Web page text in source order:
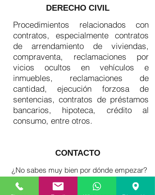
DERECHO CIVIL
Procedimientos relacionados con
contratos, especialmente contratos
de arrendamiento de viviendas,
compraventa, reclamaciones por
vicios ocultos en vehículos e
inmuebles, reclamaciones de
cantidad, ejecución forzosa de
sentencias, contratos de préstamos
bancarios, hipoteca, crédito al
consumo, entre otros.
CONTACTO
¿No sabes muy bien por dónde empezar?
Envía tu solicitud de información y me
pondré en contacto contigo.